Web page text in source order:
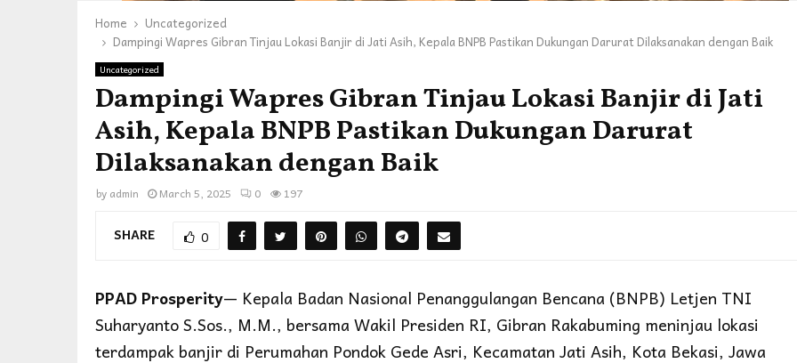
Home
Uncategorized
Dampingi Wapres Gibran Tinjau Lokasi Banjir di Jati Asih, Kepala BNPB Pastikan Dukungan Darurat Dilaksanakan dengan Baik
Uncategorized
Dampingi Wapres Gibran Tinjau Lokasi Banjir di Jati
Asih, Kepala BNPB Pastikan Dukungan Darurat
Dilaksanakan dengan Baik
by admin March 5, 2025 0 197
SHARE 0
PPAD Prosperity— Kepala Badan Nasional Penanggulangan Bencana (BNPB) Letjen TNI
Suharyanto S.Sos., M.M., bersama Wakil Presiden RI, Gibran Rakabuming meninjau lokasi
terdampak banjir di Perumahan Pondok Gede Asri, Kecamatan Jati Asih, Kota Bekasi, Jawa